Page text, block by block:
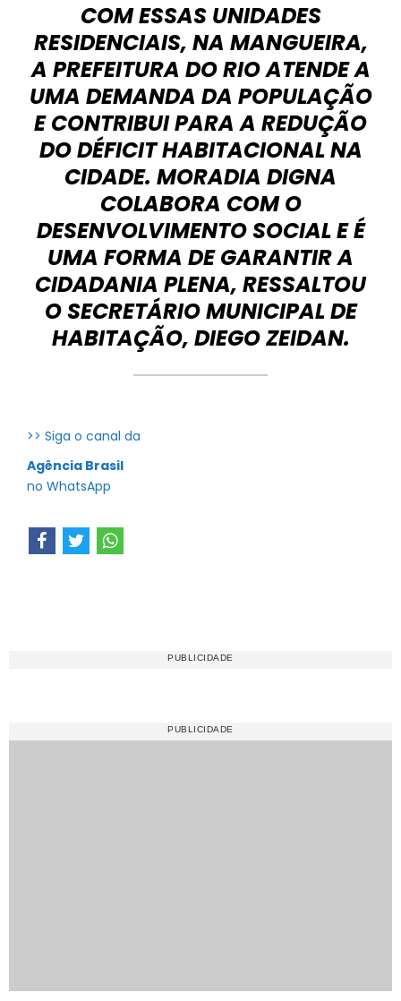
COM ESSAS UNIDADES
RESIDENCIAIS, NA MANGUEIRA,
A PREFEITURA DO RIO ATENDE A
UMA DEMANDA DA POPULAÇÃO
E CONTRIBUI PARA A REDUÇÃO
DO DÉFICIT HABITACIONAL NA
CIDADE. MORADIA DIGNA
COLABORA COM O
DESENVOLVIMENTO SOCIAL E É
UMA FORMA DE GARANTIR A
CIDADANIA PLENA, RESSALTOU
O SECRETÁRIO MUNICIPAL DE
HABITAÇÃO, DIEGO ZEIDAN.
>> Siga o canal da
Agência Brasil
no WhatsApp